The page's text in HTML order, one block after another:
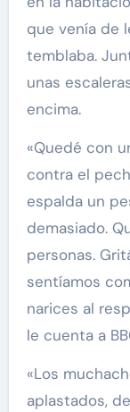
que venía de
temblaba.
unas
encima.
«Quedé con
contra el
espalda un
demasiado.
personas.
sentíamos
narices al
le cuenta a
«Los
aplastados,